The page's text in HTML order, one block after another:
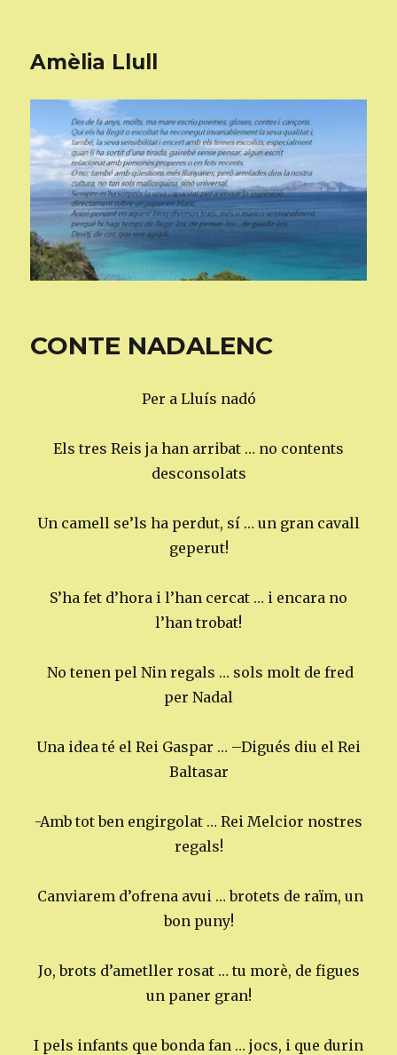
Amèlia Llull
CONTE NADALENC
Per a Lluís nadó
Els tres Reis ja han arribat … no contents
desconsolats
Un camell se’ls ha perdut, sí … un gran cavall
geperut!
S’ha fet d’hora i l’han cercat … i encara no
l’han trobat!
No tenen pel Nin regals … sols molt de fred
per Nadal
Una idea té el Rei Gaspar … –Digués diu el Rei
Baltasar
-Amb tot ben engirgolat … Rei Melcior nostres
regals!
Canviarem d’ofrena avui … brotets de raïm, un
bon puny!
Jo, brots d’ametller rosat … tu morè, de figues
un paner gran!
I pels infants que bonda fan … jocs, i que durin